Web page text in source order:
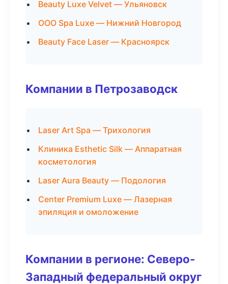
Beauty Luxe Velvet — Ульяновск
ООО Spa Luxe — Нижний Новгород
Beauty Face Laser — Красноярск
Компании в Петрозаводск
Laser Art Spa — Трихология
Клиника Esthetic Silk — Аппаратная
косметология
Laser Aura Beauty — Подология
Center Premium Luxe — Лазерная
эпиляция и омоложение
Компании в регионе: Северо-
Западный федеральный округ